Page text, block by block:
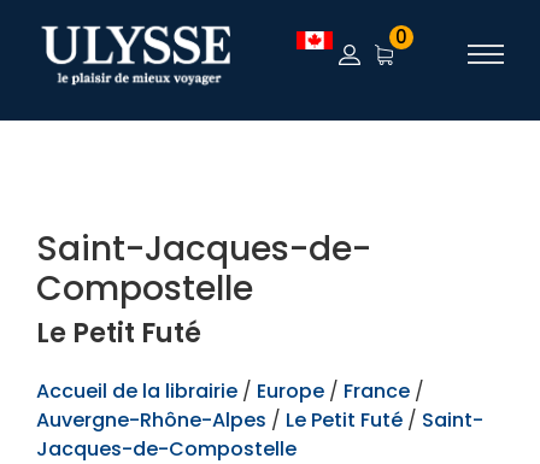
TEST 0
Saint-Jacques-de-
Compostelle
Le Petit Futé
Accueil de la librairie / Europe / France /
Auvergne-Rhône-Alpes / Le Petit Futé / Saint-
Jacques-de-Compostelle